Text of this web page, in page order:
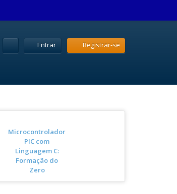
Entrar Registrar-se
Microcontrolador
PIC com
Linguagem C:
Formação do
Zero